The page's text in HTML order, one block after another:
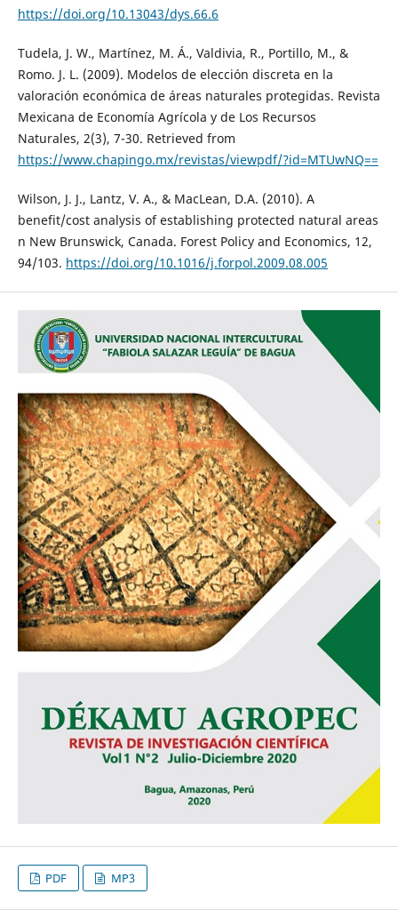
https://doi.org/10.13043/dys.66.6
Tudela, J. W., Martínez, M. Á., Valdivia, R., Portillo, M., &
Romo. J. L. (2009). Modelos de elección discreta en la
valoración económica de áreas naturales protegidas. Revista
Mexicana de Economía Agrícola y de Los Recursos
Naturales, 2(3), 7-30. Retrieved from
https://www.chapingo.mx/revistas/viewpdf/?id=MTUwNQ==
Wilson, J. J., Lantz, V. A., & MacLean, D.A. (2010). A
benefit/cost analysis of establishing protected natural areas
n New Brunswick, Canada. Forest Policy and Economics, 12,
94/103. https://doi.org/10.1016/j.forpol.2009.08.005
PDF MP3